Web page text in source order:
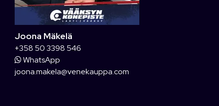
Joona Mäkelä
+358 50 3398 546
WhatsApp
joona.makela@venekauppa.com